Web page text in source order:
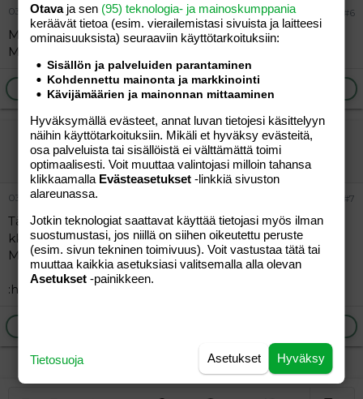
03.02.2006 #6
Mun sähköposti on huttunen_anne@hotmail.com.
Meilaillaan. Jos sulla on messenger niin vielä parempi.
Ilmoita asiaton viesti
satu25
Vieras
03.02.2006 #7
Täällä myös meiliseuraa. Äiti 26v ja esikoistyttö kohta 2
kk. Olisi kiva vaihtaa kuulumisia ja kokemuksia..
Meiliosoite on sia2204@luukku.com.
:hug:
Otavaja sen (95) teknologia- ja mainoskumppania
keräävät tietoa (esim. vierailemis­tasi sivuista ja laitteesi
ominaisuuk­sista) seuraaviin käyttötarkoituksiin:
Sisällön ja palveluiden parantaminen
Kohdennettu mainonta ja markkinointi
Kävijämäärien ja mainonnan mittaaminen
Hyväksymällä evästeet, annat luvan tietojesi käsittelyyn
näihin käyttötarkoituksiin. Mikäli et hyväksy evästeitä,
osa palveluista tai sisällöistä ei välttämättä toimi
optimaalisesti. Voit muuttaa valintojasi milloin tahansa
klikkaamalla Evästeasetukset -linkkiä sivuston
alareunassa.
Jotkin teknologiat saattavat käyttää tietojasi myös ilman
suostumustasi, jos niillä on siihen oikeutettu peruste
(esim. sivun tekninen toimivuus). Voit vastustaa tätä tai
muuttaa kaikkia asetuksiasi valitsemalla alla olevan
Asetukset -painikkeen.
Hyväksy
Asetukset
Tietosuoja